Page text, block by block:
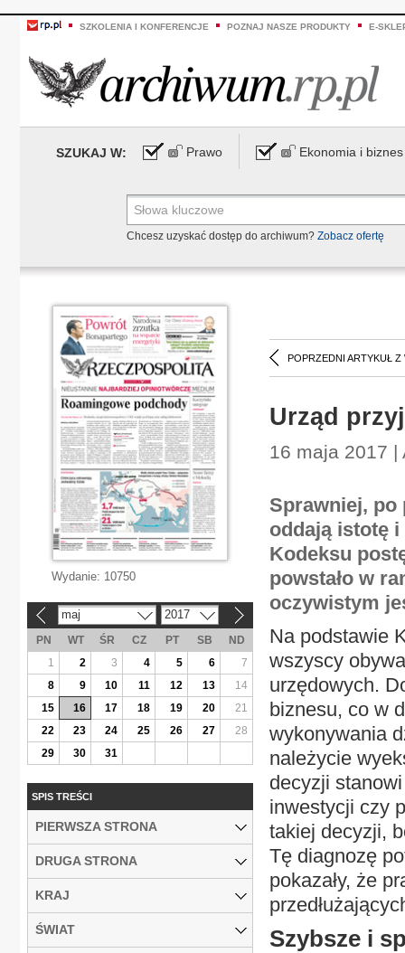
SZKOLENIA I KONFERENCJE POZNAJ NASZE PRODUKTY E-
SZUKAJ W: Prawo Ekonomia i biznes
Chcesz uzyskać dostęp do archiwum? Zobacz ofertę
POPRZEDNI ARTYKUŁ Z
Urząd
16 maja 2017 |
Sprawniej,
oddają istotę
Kodeksu
powstało w
oczywistym
Na podstawie
wszyscy
urzędowych.
biznesu, co w
wykonywania
należycie
decyzji
inwestycji czy
takiej decyzji,
Tę diagnozę
pokazały, że
Szybsze i
Wydanie: 10750
maj 2017
PN WT ŚR CZ PT SB
ND
1
2 3 4 5 6
7
8
9 10 11 12 13
14
15
16 17 18 19 20
21
22
23 24 25 26 27
28
29
30 31
SPIS TREŚCI
PIERWSZA STRONA
DRUGA STRONA
KRAJ
ŚWIAT